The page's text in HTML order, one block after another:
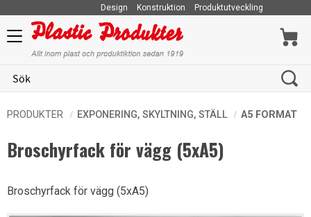
Meny
Design Konstruktion Produktutveckling
PRODUKTER EXPONERING, SKYLTNING, STÄLL A5 FORMAT
Broschyrfack för vägg (5xA5)
Broschyrfack för vägg (5xA5)